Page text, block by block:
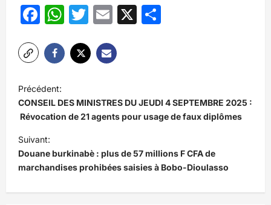
Facebook
WhatsApp
Twitter
Email
X
a
v
i
g
a
t
Précédent:
CONSEIL DES MINISTRES DU JEUDI 4 SEPTEMBRE 2025 :
Révocation de 21 agents pour usage de faux diplômes
Suivant:
Douane burkinabè : plus de 57 millions F CFA de
marchandises prohibées saisies à Bobo-Dioulasso